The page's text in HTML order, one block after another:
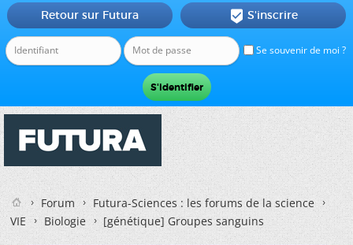
Se souvenir de moi ?
Retour sur Futura  S'inscrire
Forum
Futura-Sciences : les forums de la science
VIE
Biologie [génétique] Groupes sanguins